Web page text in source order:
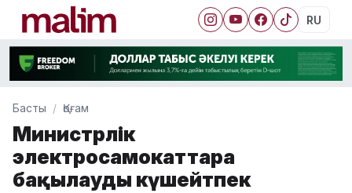
RU
Басты Қоғам
Министрлік
электросамокаттарға
бақылауды күшейтпек